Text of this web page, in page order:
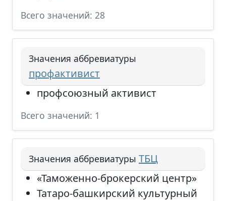
Всего значений: 28
Значения аббревиатуры
профактивист
профсоюзный активист
Всего значений: 1
Значения аббревиатуры ТБЦ
«Таможенно-брокерский центр»
Татаро-башкирский культурный